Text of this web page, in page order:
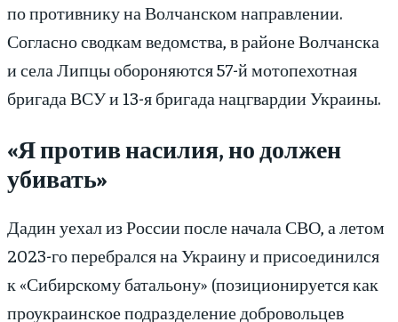
по противнику на Волчанском направлении.
Согласно сводкам ведомства, в районе Волчанска
и села Липцы обороняются 57-й мотопехотная
бригада ВСУ и 13-я бригада нацгвардии Украины.
«Я против насилия, но должен
убивать»
Дадин уехал из России после начала СВО, а летом
2023-го перебрался на Украину и присоединился
к «Сибирскому батальону» (позиционируется как
проукраинское подразделение добровольцев